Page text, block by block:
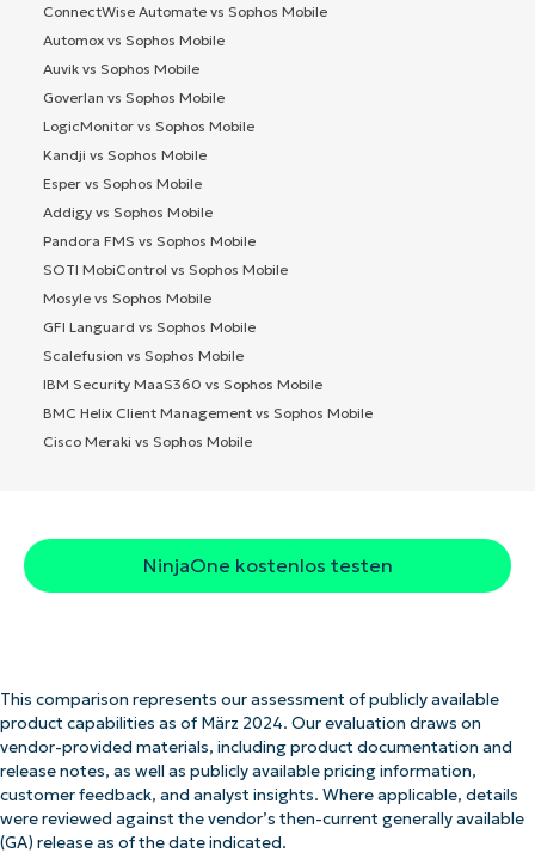
ConnectWise Automate vs Sophos Mobile
Automox vs Sophos Mobile
Auvik vs Sophos Mobile
Goverlan vs Sophos Mobile
LogicMonitor vs Sophos Mobile
Kandji vs Sophos Mobile
Esper vs Sophos Mobile
Addigy vs Sophos Mobile
Pandora FMS vs Sophos Mobile
SOTI MobiControl vs Sophos Mobile
Mosyle vs Sophos Mobile
GFI Languard vs Sophos Mobile
Scalefusion vs Sophos Mobile
IBM Security MaaS360 vs Sophos Mobile
BMC Helix Client Management vs Sophos Mobile
Cisco Meraki vs Sophos Mobile
NinjaOne kostenlos testen
This comparison represents our assessment of publicly available
product capabilities as of März 2024. Our evaluation draws on
vendor-provided materials, including product documentation and
release notes, as well as publicly available pricing information,
customer feedback, and analyst insights. Where applicable, details
were reviewed against the vendor’s then-current generally available
(GA) release as of the date indicated.